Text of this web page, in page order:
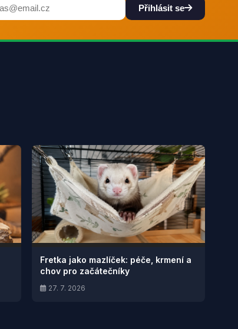
Přihlásit se
Fretka jako mazlíček: péče, krmení a
chov pro začátečníky
27. 7. 2026